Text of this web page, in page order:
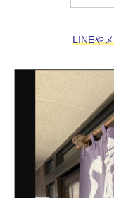
LINEや